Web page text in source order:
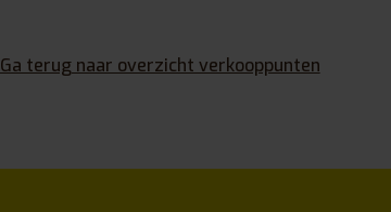
Ga terug naar overzicht verkooppunten